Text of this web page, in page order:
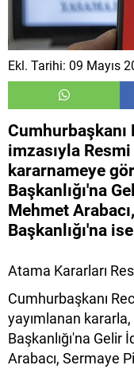
Ekl. Tarihi: 09 Mayıs
Cumhurbaşkanı
imzasıyla
kararnameye
Başkanlığı'na
Mehmet
Başkanlığı'na
Atama Kararları
Cumhurbaşkanı
yayımlanan
Başkanlığı'na Gelir
Arabacı, Sermaye